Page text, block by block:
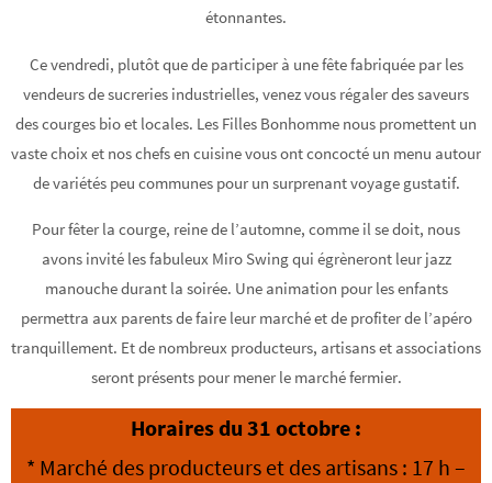
étonnantes.
Ce vendredi, plutôt que de participer à une fête fabriquée par les
vendeurs de sucreries industrielles, venez vous régaler des saveurs
des courges bio et locales. Les Filles Bonhomme nous promettent un
vaste choix et nos chefs en cuisine vous ont concocté un menu autour
de variétés peu communes pour un surprenant voyage gustatif.
Pour fêter la courge, reine de l’automne, comme il se doit, nous
avons invité les fabuleux Miro Swing qui égrèneront leur jazz
manouche durant la soirée. Une animation pour les enfants
permettra aux parents de faire leur marché et de profiter de l’apéro
tranquillement. Et de nombreux producteurs, artisans et associations
seront présents pour mener le marché fermier.
Horaires du 31 octobre :
* Marché des producteurs et des artisans : 17 h –